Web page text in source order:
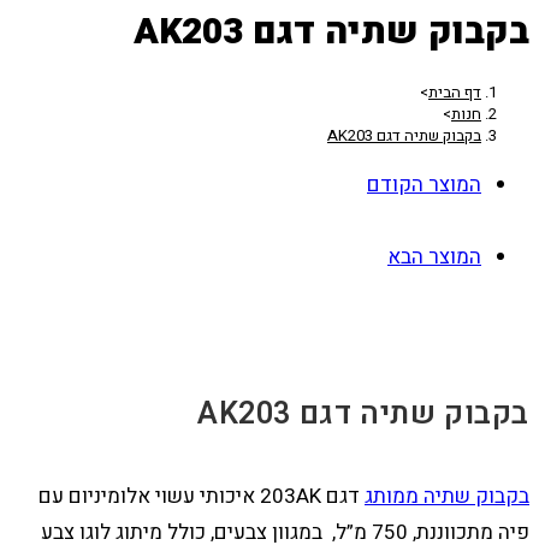
בקבוק שתיה דגם AK203
דף הבית>
חנות>
בקבוק שתיה דגם AK203
המוצר הקודם
המוצר הבא
בקבוק שתיה דגם AK203
בקבוק שתיה ממותג
דגם 203AK איכותי עשוי אלומיניום עם
פיה מתכווננת, 750 מ”ל, במגוון צבעים, כולל מיתוג לוגו צבע